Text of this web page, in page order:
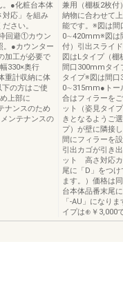
。●化粧台本体
対応」を組み
さい。
回避①カウン
。●カウンター
加工が必要で
330×奥行
重計収納に体
の方はご使
上部に
ナンスのため
ンテナンスの
兼用（棚板2枚
納物に合わせて
能です。※図は
0∼420mm※図は
付）引出スライ
図はLタイプ（
間口300mmタイ
タイプ※図は間
0∼315mm●トー
合はフィラーを
ット（姿見タイ
きとなるようご
プ）が壁に隣接
間にフィラーを
引出カゴが引き
ット 高さ対応
尾に「D」をつ
ます。）価格は
台本体品番末尾
「-AU」になり
イプは⊕￥3,000